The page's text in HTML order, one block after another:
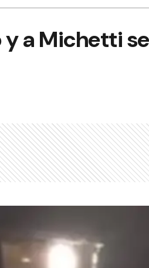
y a Michetti